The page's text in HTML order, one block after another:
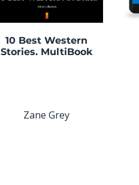
10 Best Western
Stories. MultiBook
Zane Grey